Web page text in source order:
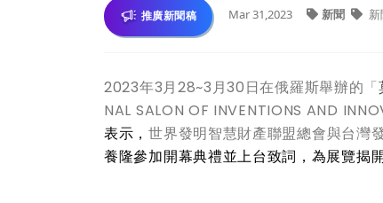
推廣新聞稿 Mar 31,2023 新聞
2023年3月28~3月30日在俄羅斯舉辦的「
NAL SALON OF INVENTIONS AND
表示，世界發明智慧財產聯盟總會與台灣
養隆參加開幕典禮並上台致詞，為展覽揭